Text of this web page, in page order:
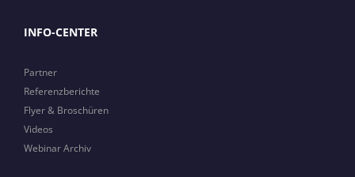
INFO-CENTER
Partner
Referenzberichte
Flyer & Broschüren
Videos
Webinar Archiv